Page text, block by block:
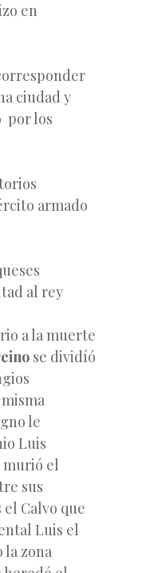
en
ciudad y
por los
armado
al rey
a la muerte
se dividíó
le
Luis
murió el
sus
Calvo que
Luis el
la zona